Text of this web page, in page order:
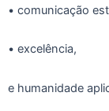
• comunicação
• excelência,
e humanidade